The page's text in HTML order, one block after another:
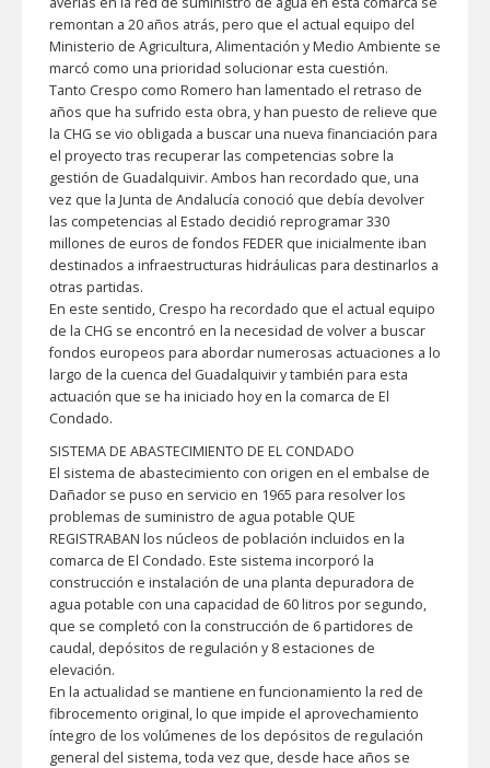
remontan a 20 años atrás, pero que el actual equipo del
Ministerio de Agricultura, Alimentación y Medio Ambiente se
marcó como una prioridad solucionar esta cuestión.
Tanto Crespo como Romero han lamentado el retraso de
años que ha sufrido esta obra, y han puesto de relieve que
la CHG se vio obligada a buscar una nueva financiación para
el proyecto tras recuperar las competencias sobre la
gestión de Guadalquivir. Ambos han recordado que, una
vez que la Junta de Andalucía conoció que debía devolver
las competencias al Estado decidió reprogramar 330
millones de euros de fondos FEDER que inicialmente iban
destinados a infraestructuras hidráulicas para destinarlos a
otras partidas.
En este sentido, Crespo ha recordado que el actual equipo
de la CHG se encontró en la necesidad de volver a buscar
fondos europeos para abordar numerosas actuaciones a lo
largo de la cuenca del Guadalquivir y también para esta
actuación que se ha iniciado hoy en la comarca de El
Condado.
SISTEMA DE ABASTECIMIENTO DE EL CONDADO
El sistema de abastecimiento con origen en el embalse de
Dañador se puso en servicio en 1965 para resolver los
problemas de suministro de agua potable QUE
REGISTRABAN los núcleos de población incluidos en la
comarca de El Condado. Este sistema incorporó la
construcción e instalación de una planta depuradora de
agua potable con una capacidad de 60 litros por segundo,
que se completó con la construcción de 6 partidores de
caudal, depósitos de regulación y 8 estaciones de
elevación.
En la actualidad se mantiene en funcionamiento la red de
fibrocemento original, lo que impide el aprovechamiento
íntegro de los volúmenes de los depósitos de regulación
general del sistema, toda vez que, desde hace años se